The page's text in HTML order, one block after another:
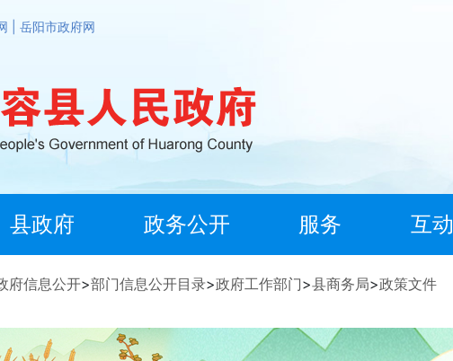
岳阳市政府网
县政府 政务公开 服务 互动
府信息公开>部门信息公开目录>政府工作部门>县商务局>政策文件